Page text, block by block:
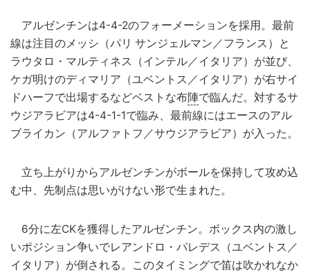
アルゼンチンは4-4-2のフォーメーションを採用。最前
線は注目のメッシ（パリ サンジェルマン／フランス）と
ラウタロ・マルティネス（インテル／イタリア）が並び、
ケガ明けのディマリア（ユベントス／イタリア）が右サイ
ドハーフで出場するなどベストな布陣で臨んだ。対するサ
ウジアラビアは4-4-1-1で臨み、最前線にはエースのアル
ブライカン（アルファトフ／サウジアラビア）が入った。
立ち上がりからアルゼンチンがボールを保持して攻め込
む中、先制点は思いがけない形で生まれた。
6分に左CKを獲得したアルゼンチン。ボックス内の激し
いポジション争いでレアンドロ・パレデス（ユベントス／
イタリア）が倒される。このタイミングで笛は吹かれなか